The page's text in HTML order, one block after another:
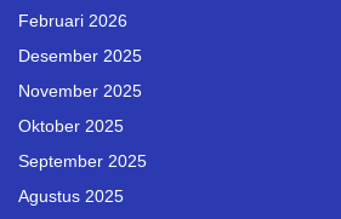
Februari 2026
Desember 2025
November 2025
Oktober 2025
September 2025
Agustus 2025